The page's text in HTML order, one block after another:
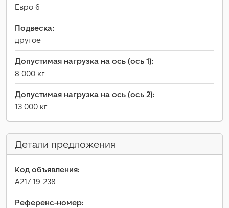
Евро 6
Подвеска:
другое
Допустимая нагрузка на ось (ось 1):
8 000 кг
Допустимая нагрузка на ось (ось 2):
13 000 кг
Детали предложения
Код объявления:
A217-19-238
Референс-номер: